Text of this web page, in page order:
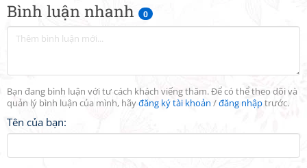
Bình luận nhanh 0
Bạn đang bình luận với tư cách khách viếng thăm. Để có thể theo dõi và
quản lý bình luận của mình, hãyđăng ký tài khoản /đăng nhậptrước.
Tên của bạn: